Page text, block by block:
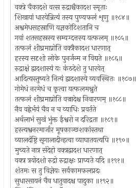
वक्त्रे चैकादशे वत्स रुद्राश्चैकादश स्मृताः
शिखायां धारयेन्नित्यं तस्य पुण्यफलं शृणु ॥१८४॥
अश्वमेधसहस्राणि यज्ञकोटिशतानि च
गवां शतसहस्रस्य सम्यग्दत्तस्य यत्फलम् ॥१८५॥
तत्फलं शीघ्रमाप्नोति वक्त्रैकादश धारणात्
हरस्य सदृशो लोके पुनर्जन्म न विद्यते ॥१८६॥
रुद्राक्षं द्वादशास्यं यः कंठदेशे तु धारयेत्
आदित्यस्तुष्यते नित्यं द्वादशास्ये व्यवस्थितः ॥१८७॥
गोमेधं नरमेधं च कृत्वा यत्फलमश्नुते
तत्फलं शीघ्रमाप्नोति वज्रादेश्च निवारणम् ॥१८८॥
नैव वह्नेर्भयं चैव न च व्याधिः प्रवर्तते
अर्थलाभं सुखं भुंक्त ईश्वरो न दरिद्रता ॥१८९॥
हस्त्यश्वनरमार्जार मूषकाञ्छशकांस्तथा
व्यालदंष्ट्रि सृगालादीन्हत्वा व्याघातयत्यपि ॥१९०॥
मुच्यते नात्र संदेहो वक्त्रद्वादश धारणात्
वक्त्र त्रयोदशो रुद्रो रुद्राक्षः प्राप्यते यदि ॥१९१॥
शंतमः स तु विज्ञेयः सर्वकामफलप्रदः
सुधारसायनं चैव धातुवादश्च पादुका ॥१९२॥